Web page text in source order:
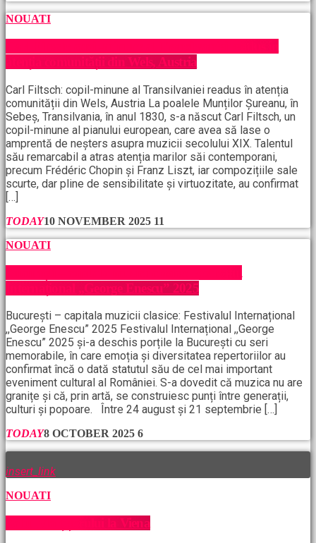
NOUATI
atenția comunității din Wels, Austria
Carl Filtsch: copil-minune al Transilvaniei readus în atenția
comunității din Wels, Austria La poalele Munților Șureanu, în
Sebeș, Transilvania, în anul 1830, s-a născut Carl Filtsch, un
copil-minune al pianului european, care avea să lase o
amprentă de neșters asupra muzicii secolului XIX. Talentul
său remarcabil a atras atenția marilor săi contemporani,
precum Frédéric Chopin și Franz Liszt, iar compozițiile sale
scurte, dar pline de sensibilitate și virtuozitate, au confirmat
[…]
TODAY10 NOVEMBER 2025 11
NOUATI
Internațional ,,George Enescu” 2025
București – capitala muzicii clasice: Festivalul Internațional
,,George Enescu” 2025 Festivalul Internațional ,,George
Enescu” 2025 și-a deschis porțile la București cu seri
memorabile, în care emoția și diversitatea repertoriilor au
confirmat încă o dată statutul său de cel mai important
eveniment cultural al României. S-a dovedit că muzica nu are
granițe și că, prin artă, se construiesc punți între generații,
culturi și popoare. Între 24 august și 21 septembrie […]
TODAY8 OCTOBER 2025 6
insert_link
NOUATI
Balul Mărțișorului la Viena